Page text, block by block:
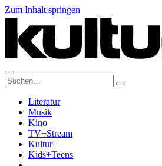
Zum Inhalt springen
Suche:
Literatur
Musik
Kino
TV+Stream
Kultur
Kids+Teens